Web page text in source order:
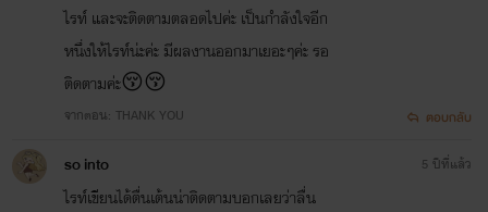
ไรท์ และจะติดตามตลอดไปค่ะ เป็นกำลังใจอีก
หนึ่งให้ไรท์น่ะค่ะ มีผลงานออกมาเยอะๆค่ะ รอ
ติดตามค่ะ😚😚
จากตอน: THANK YOU ตอบกลับ
so into
ไรท์เขียนได้ตื่นเต้นน่าติดตามบอกเลยว่าลื่น
5 ปีที่แล้ว